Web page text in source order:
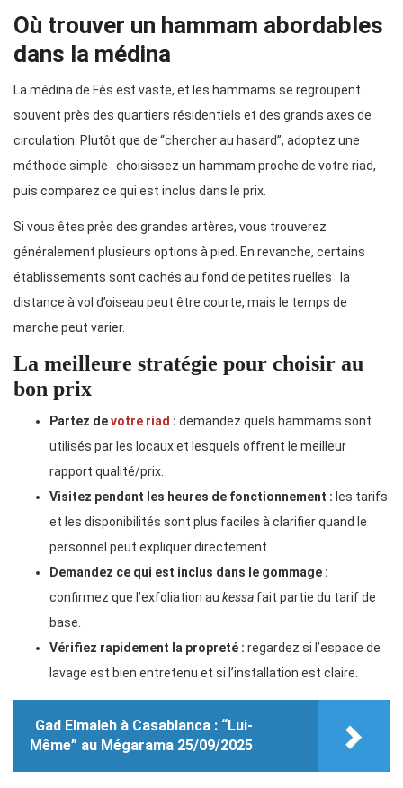
Où trouver un hammam abordables
dans la médina
La médina de Fès est vaste, et les hammams se regroupent
souvent près des quartiers résidentiels et des grands axes de
circulation. Plutôt que de “chercher au hasard”, adoptez une
méthode simple : choisissez un hammam proche de votre riad,
puis comparez ce qui est inclus dans le prix.
Si vous êtes près des grandes artères, vous trouverez
généralement plusieurs options à pied. En revanche, certains
établissements sont cachés au fond de petites ruelles : la
distance à vol d’oiseau peut être courte, mais le temps de
marche peut varier.
La meilleure stratégie pour choisir au
bon prix
Partez devotre riad : demandez quels hammams sont
utilisés par les locaux et lesquels offrent le meilleur
rapport qualité/prix.
Visitez pendant les heures de fonctionnement : les tarifs
et les disponibilités sont plus faciles à clarifier quand le
personnel peut expliquer directement.
Demandez ce qui est inclus dans le gommage :
confirmez que l’exfoliation au kessa fait partie du tarif de
base.
Vérifiez rapidement la propreté : regardez si l’espace de
lavage est bien entretenu et si l’installation est claire.
Gad Elmaleh à Casablanca : “Lui-
Même” au Mégarama 25/09/2025